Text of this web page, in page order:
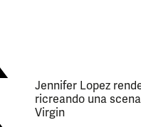
Jennifer Lopez
ricreando una
Virgin